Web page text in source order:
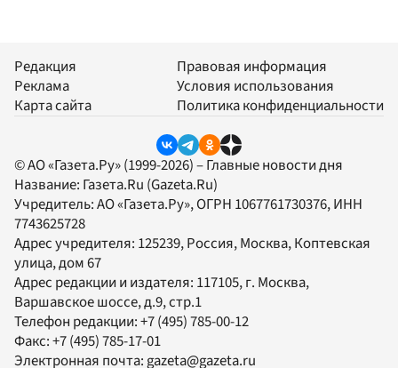
Редакция
Реклама
Карта сайта
Правовая информация
Условия использования
Политика конфиденциальности
© АО «Газета.Ру» (1999-2026) – Главные новости дня
Название: Газета.Ru (Gazeta.Ru)
Учредитель:АО «Газета.Ру», ОГРН 1067761730376, ИНН
7743625728
Адрес учредителя: 125239, Россия, Москва, Коптевская
улица, дом 67
Адрес редакции и издателя: 117105, г. Москва,
Варшавское шоссе, д.9, стр.1
Телефон редакции:+7 (495) 785-00-12
Факс:+7 (495) 785-17-01
Электронная почта: gazeta@gazeta.ru